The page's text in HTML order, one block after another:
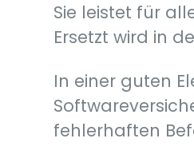
Sie leistet für
Ersetzt wird in
In einer guten
fehlerhaften